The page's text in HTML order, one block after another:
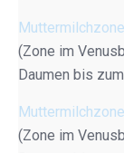
(Zone im
Daumen bis
(Zone im